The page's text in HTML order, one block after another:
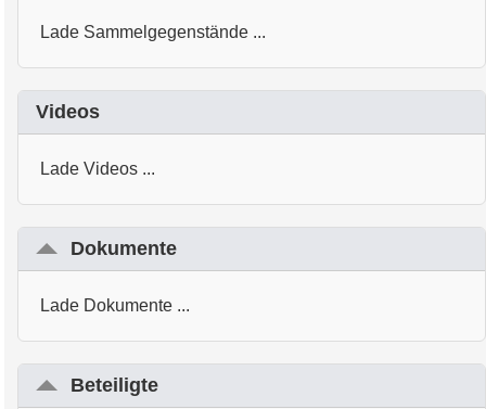
Lade Sammelgegenstände ...
Videos
Lade Videos ...
Dokumente
Lade Dokumente ...
Beteiligte